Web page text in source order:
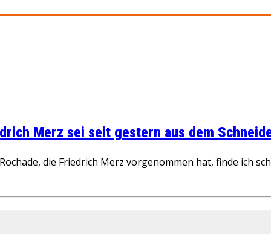
Merz sei seit gestern aus dem
die Friedrich Merz vorgenommen hat, finde ich